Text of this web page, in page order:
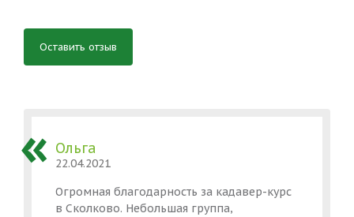
Оставить отзыв
Ольга
22.04.2021
Огромная благодарность за кадавер-курс
в Сколково. Небольшая группа,